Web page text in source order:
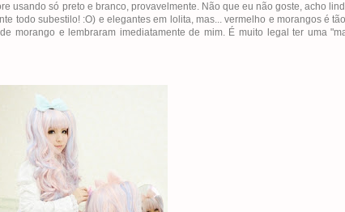
usando só preto e branco, provavelmente. Não que eu não goste, acho
todo subestilo! :O) e elegantes em lolita, mas... vermelho e morangos é
morango e lembraram imediatamente de mim. É muito legal ter uma